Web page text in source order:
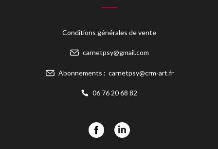
Conditions générales de vente
carnetpsy@gmail.com
Abonnements : carnetpsy@crm-art.fr
06 76 20 68 82